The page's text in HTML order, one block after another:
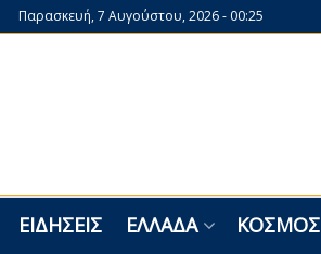
Παρασκευή, 7 Αυγούστου, 2026 - 00:25
ΕΙΔΉΣΕΙΣ ΕΛΛΆΔΑ ΚΌΣΜΟΣ